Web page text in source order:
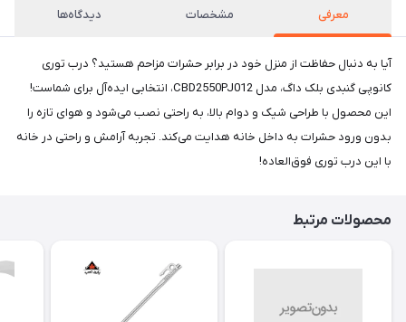
معرفی مشخصات دیدگاه‌ها
آیا به دنبال حفاظت از منزل خود در برابر حشرات مزاحم هستید؟ درب توری
کانوپی گنبدی بلک داگ، مدل CBD2550PJ012، انتخابی ایده‌آل برای شماست!
این محصول با طراحی شیک و دوام بالا، به راحتی نصب می‌شود و هوای تازه را
بدون ورود حشرات به داخل خانه هدایت می‌کند. تجربه آرامش و راحتی در خانه
با این درب توری فوق‌العاده!
محصولات مرتبط